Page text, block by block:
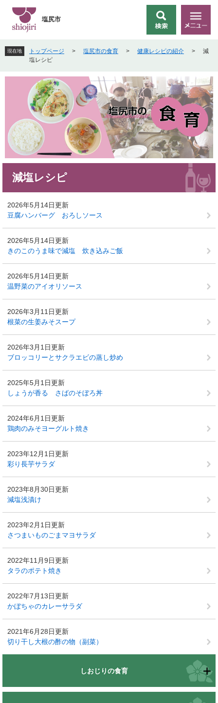
先
頭
す
を
飛
し
索
メ
ニ
ー
塩尻市
現在地 トップページ > 塩尻市の食育 > 健康レシピの紹介 >
減
塩レシピ
減塩レシピ
2026年5月14日更新
豆腐ハンバーグ おろしソース
2026年5月14日更新
きのこのうま味で減塩 炊き込みご飯
2026年5月14日更新
温野菜のアイオリソース
2026年3月11日更新
根菜の生姜みそスープ
2026年3月1日更新
ブロッコリーとサクラエビの蒸し炒め
2025年5月1日更新
しょうが香る さばのそぼろ丼
2024年6月1日更新
鶏肉のみそヨーグルト焼き
2023年12月1日更新
彩り長芋サラダ
2023年8月30日更新
減塩浅漬け
2023年2月1日更新
さつまいものごまマヨサラダ
2022年11月9日更新
タラのポテト焼き
2022年7月13日更新
かぼちゃのカレーサラダ
2021年6月28日更新
切り干し大根の酢の物（副菜）
しおじりの食育